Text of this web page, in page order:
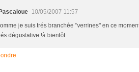
10/05/2007 11:57
je suis trés branchée "verrines" en ce
dégustative !à bientôt